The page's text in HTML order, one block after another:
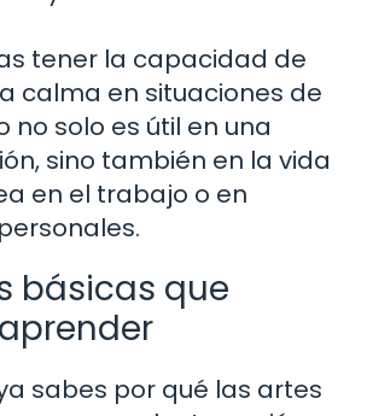
tener la capacidad de
calma en situaciones de
no solo es útil en una
sino también en la vida
en el trabajo o en
básicas que
sabes por qué las artes